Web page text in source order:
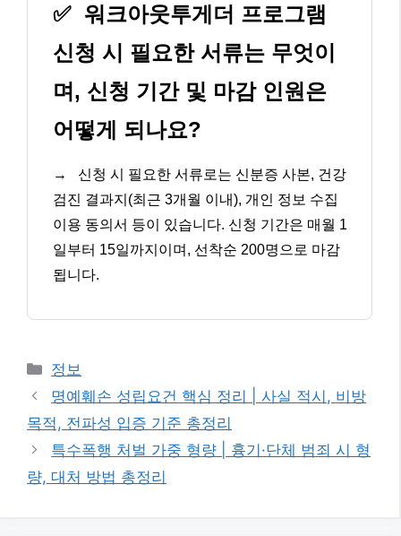
✅ 워크아웃투게더 프로그램
신청 시 필요한 서류는 무엇이
며, 신청 기간 및 마감 인원은
어떻게 되나요?
→
신청 시 필요한 서류로는 신분증 사본, 건강
검진 결과지(최근 3개월 이내), 개인 정보 수집
이용 동의서 등이 있습니다. 신청 기간은 매월 1
일부터 15일까지이며, 선착순 200명으로 마감
됩니다.
카
테
리
정보
명예훼손 성립요건 핵심 정리 | 사실 적시, 비방
목적, 전파성 입증 기준 총정리
특수폭행 처벌 가중 형량 | 흉기·단체 범죄 시 형
량, 대처 방법 총정리